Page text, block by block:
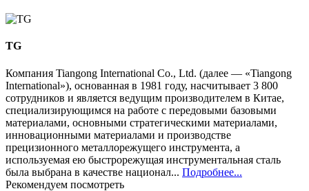
TG
Компания Tiangong International Co., Ltd. (далее — «Tiangong
International»), основанная в 1981 году, насчитывает 3 800
сотрудников и является ведущим производителем в Китае,
специализирующимся на работе с передовыми базовыми
материалами, основными стратегическими материалами,
инновационными материалами и производстве
прецизионного металлорежущего инструмента, а
используемая ею быстрорежущая инструментальная сталь
была выбрана в качестве национал... Подробнее...
Рекомендуем посмотреть